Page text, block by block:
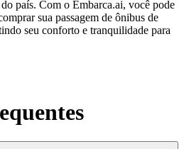
país. Com o Embarca.ai, você pode
sua passagem de ônibus de
seu conforto e tranquilidade para